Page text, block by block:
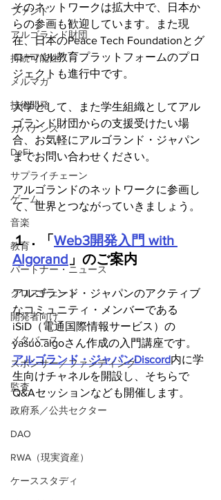
ファンド
アルゴランド財団
持続可能性
メルマガ
技術開発
ガバナンス
DeFi
サプライチェーン
ゲーム
音楽
教育
パートナー・ニュース
クロスチェーン
開発者向け
メタバース
スポンサー／ファンディング
監査
政府系／公共セクター
DAO
RWA（現実資産）
ケーススタディ
そのネットワークは拡大中で、日本か
らの参画も歓迎しています。また現
在、日本のPeace Tech Foundationとグ
ローバル教育プラットフォームのプロ
ジェクトも進行中です。
大学として、また学生組織としてアル
ゴランド財団からの支援受けたい場
合、お気軽にアルゴランド・ジャパン
までお問い合わせください。
アルゴランドのネットワークに参画し
て、世界とつながっていきましょう。
１．「 Web3開発入門 with
Algorand 」のご案内
アルゴランド・ジャパンのアクティブ
なコミュニティ・メンバーである
iSiD（電通国際情報サービス）の
yasuo.algoさん作成の入門講座です。
アルゴランド・ジャパンDiscord内に学
生向けチャネルを開設し、そちらで
Q&Aセッションなども開催します。